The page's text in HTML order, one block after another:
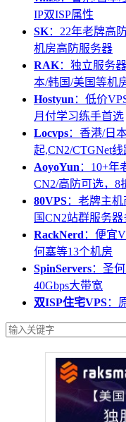
IP双ISP属性
SK：22年老牌高
机房高防服务器
RAK：独立服务
本/韩国/美国等机
Hostyun ：低价
月付学习练手首选
Locvps：香港/日
起,CN2/CTGNet线
AoyoYun ：10+年
CN2/高防可选，8
80VPS：老牌主
国CN2站群服务
RackNerd ：便宜
何塞等13个机房
SpinServers：圣
40Gbps大带宽
双ISP住宅VPS：